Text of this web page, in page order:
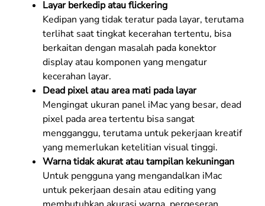
Layar berkedip atau flickering
Kedipan yang tidak teratur pada layar, terutama
terlihat saat tingkat kecerahan tertentu, bisa
berkaitan dengan masalah pada konektor
display atau komponen yang mengatur
kecerahan layar.
Dead pixel atau area mati pada layar
Mengingat ukuran panel iMac yang besar, dead
pixel pada area tertentu bisa sangat
mengganggu, terutama untuk pekerjaan kreatif
yang memerlukan ketelitian visual tinggi.
Warna tidak akurat atau tampilan kekuningan
Untuk pengguna yang mengandalkan iMac
untuk pekerjaan desain atau editing yang